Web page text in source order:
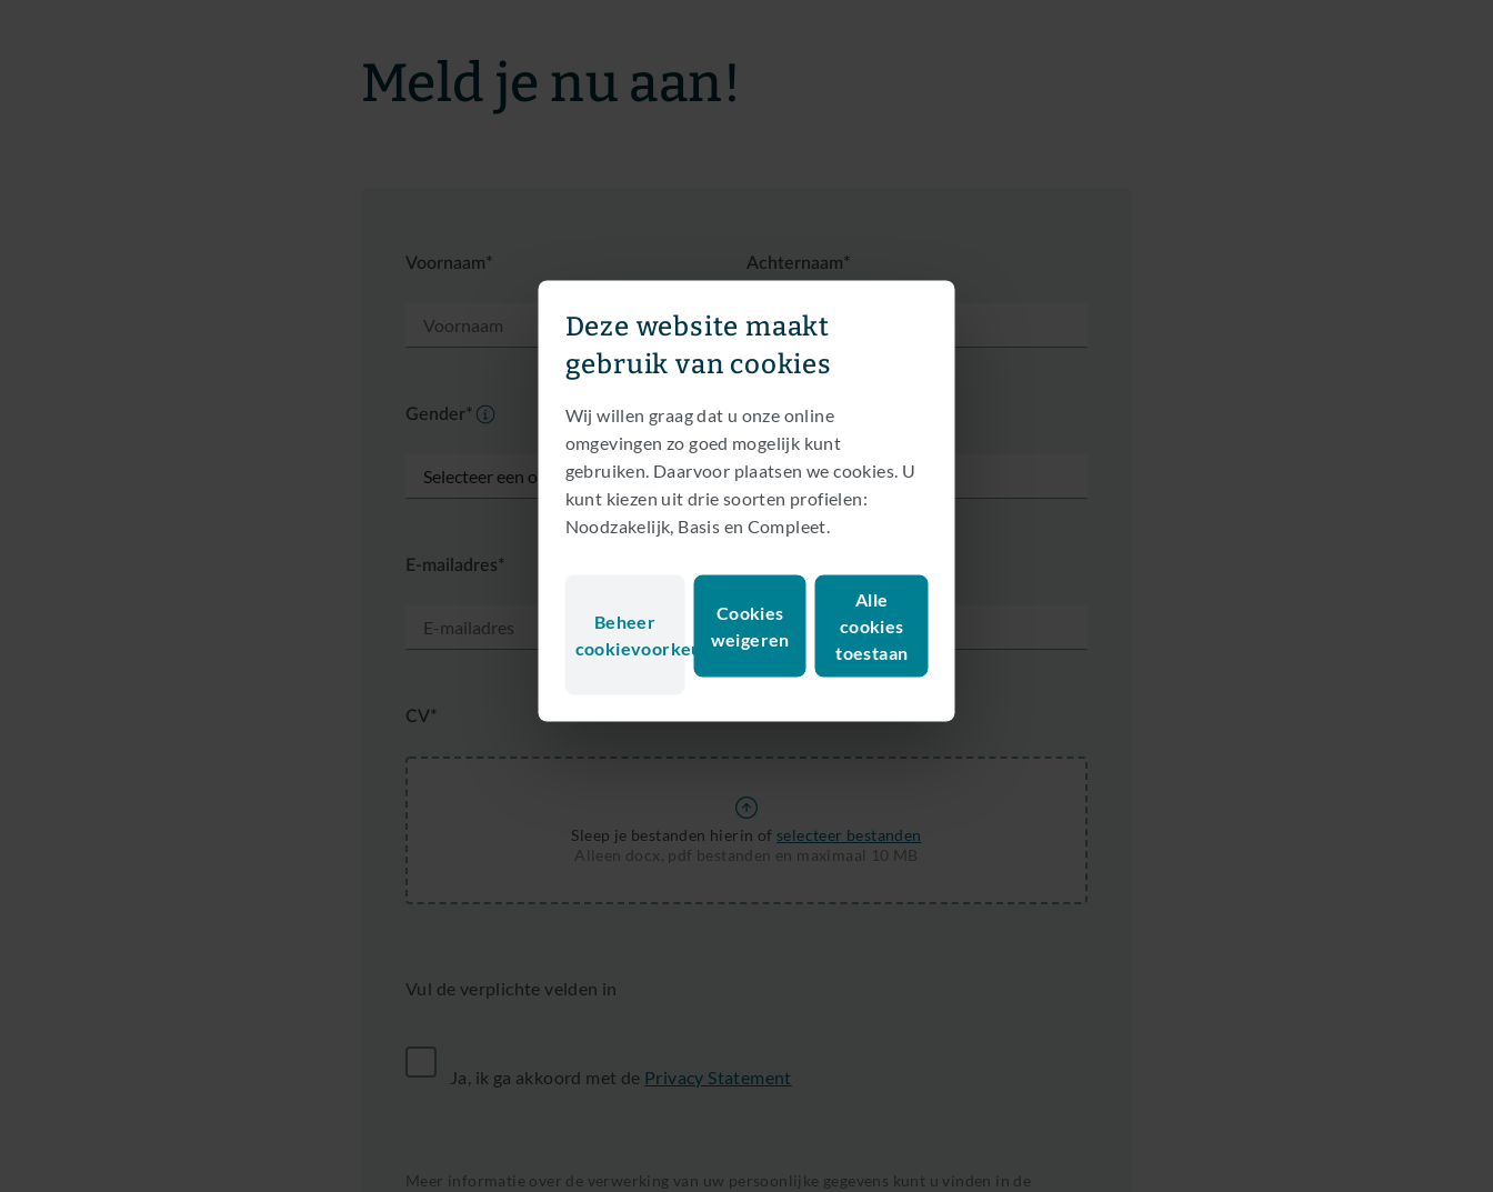
Deze website maakt
gebruik van cookies
Wij willen graag dat u onze online
omgevingen zo goed mogelijk kunt
gebruiken. Daarvoor plaatsen we cookies. U
kunt kiezen uit drie soorten profielen:
Noodzakelijk, Basis en Compleet.
Cookies
weigeren
Beheer
cookievoorkeuren
Alle
cookies
toestaan
Meld je nu aan!
Voornaam* Achternaam*
Gender* Telefoonnummer*
E-mailadres*
CV*
Sleep je bestanden hierin of selecteer bestanden
Alleen docx, pdf bestanden en maximaal 10 MB
Vul de verplichte velden in
Ja, ik ga akkoord met de Privacy Statement
Meer informatie over de verwerking van uw persoonlijke gegevens kunt u vinden in de